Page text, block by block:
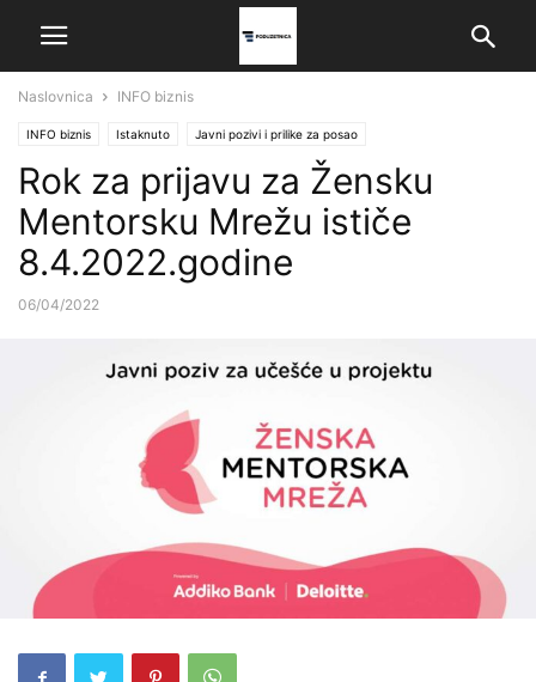
Naslovnica INFO biznis
INFO biznis Istaknuto Javni pozivi i prilike za posao
Rok za prijavu za Žensku
Mentorsku Mrežu ističe
8.4.2022.godine
06/04/2022